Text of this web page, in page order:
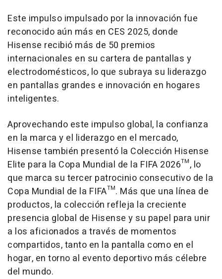
Este impulso impulsado por la innovación fue
reconocido aún más en CES 2025, donde
Hisense recibió más de 50 premios
internacionales en su cartera de pantallas y
electrodomésticos, lo que subraya su liderazgo
en pantallas grandes e innovación en hogares
inteligentes.
Aprovechando este impulso global, la confianza
en la marca y el liderazgo en el mercado,
Hisense también presentó la Colección Hisense
Elite para la Copa Mundial de la FIFA 2026™, lo
que marca su tercer patrocinio consecutivo de la
Copa Mundial de la FIFA™. Más que una línea de
productos, la colección refleja la creciente
presencia global de Hisense y su papel para unir
a los aficionados a través de momentos
compartidos, tanto en la pantalla como en el
hogar, en torno al evento deportivo más célebre
del mundo.